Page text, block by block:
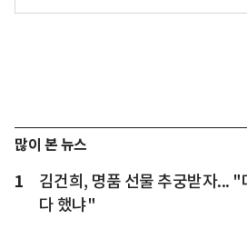
많이 본 뉴스
1
김건희, 명품 선물 추궁받자...
다 했냐"